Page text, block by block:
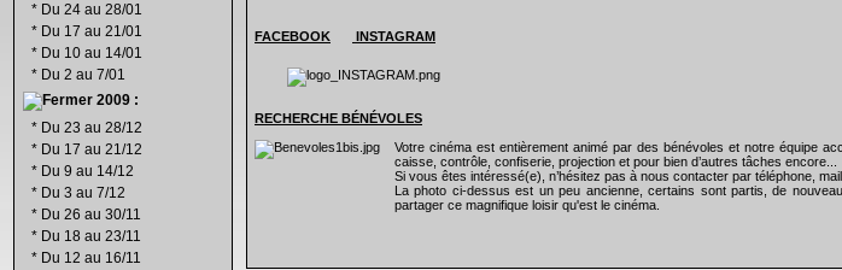
* Du 24 au 28/01
* Du 17 au 21/01
* Du 10 au 14/01
* Du 2 au 7/01
2009 :
* Du 23 au 28/12
* Du 17 au 21/12
* Du 9 au 14/12
* Du 3 au 7/12
* Du 26 au 30/11
* Du 18 au 23/11
* Du 12 au 16/11
FACEBOOK INSTAGRAM
RECHERCHE BÉNÉVOLES
Votre cinéma est entièrement animé par des bénévoles et notre équipe
caisse, contrôle, confiserie, projection et pour bien d’autres tâches encore...
Si vous êtes intéressé(e), n’hésitez pas à nous contacter par téléphone,
La photo ci-dessus est un peu ancienne, certains sont partis, de
partager ce magnifique loisir qu'est le cinéma.